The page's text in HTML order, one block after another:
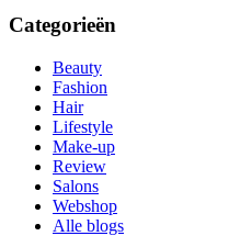
Categorieën
Beauty
Fashion
Hair
Lifestyle
Make-up
Review
Salons
Webshop
Alle blogs